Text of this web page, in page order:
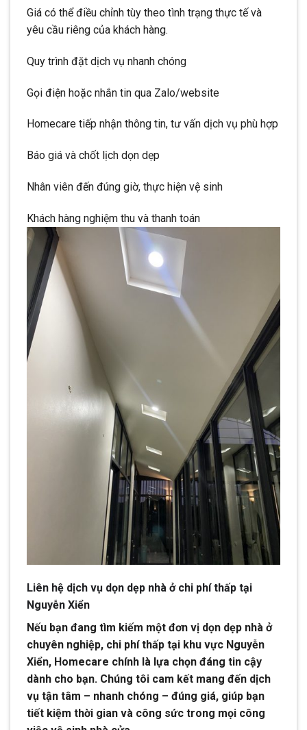
Giá có thể điều chỉnh tùy theo tình trạng thực tế và
yêu cầu riêng của khách hàng.
Quy trình đặt dịch vụ nhanh chóng
Gọi điện hoặc nhắn tin qua Zalo/website
Homecare tiếp nhận thông tin, tư vấn dịch vụ phù hợp
Báo giá và chốt lịch dọn dẹp
Nhân viên đến đúng giờ, thực hiện vệ sinh
Khách hàng nghiệm thu và thanh toán
Liên hệ dịch vụ dọn dẹp nhà ở chi phí thấp tại
Nguyễn Xiển
Nếu bạn đang tìm kiếm một đơn vị dọn dẹp nhà ở
chuyên nghiệp, chi phí thấp tại khu vực Nguyễn
Xiển, Homecare chính là lựa chọn đáng tin cậy
dành cho bạn. Chúng tôi cam kết mang đến dịch
vụ tận tâm – nhanh chóng – đúng giá, giúp bạn
tiết kiệm thời gian và công sức trong mọi công